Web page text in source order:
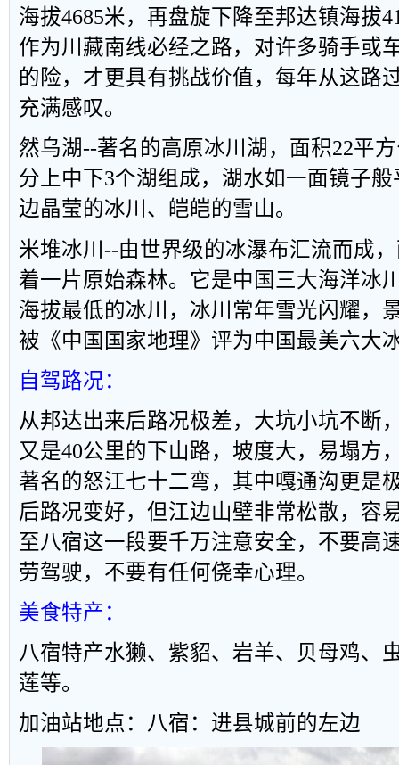
海拔4685米，再盘旋下降至邦达镇海拔
作为川藏南线必经之路，对许多骑手或
的险，才更具有挑战价值，每年从这路
充满感叹。
然乌湖--著名的高原冰川湖，面积22平
分上中下3个湖组成，湖水如一面镜子
边晶莹的冰川、皑皑的雪山。
米堆冰川 --由世界级的冰瀑布汇流而成
着一片原始森林。它是中国三大海洋冰
海拔最低的冰川，冰川常年雪光闪耀，
被《中国国家地理》评为中国最美六大
自驾路况：
从邦达出来后路况极差，大坑小坑不断
又是40公里的下山路，坡度大，易塌方
著名的怒江七十二弯，其中嘎通沟更是
后路况变好，但江边山壁非常松散，容
至八宿这一段要千万注意安全，不要高
劳驾驶，不要有任何侥幸心理。
美食特产：
八宿特产水獭、紫貂、岩羊、贝母鸡、
莲等。
加油站地点： 八宿：进县城前的左边